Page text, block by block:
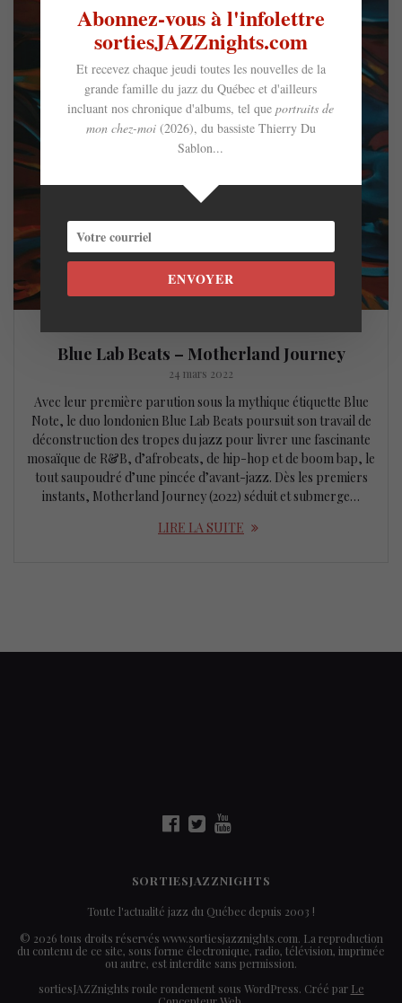
Blue Lab Beats – Motherland Journey
24 mars 2022
Avec leur première parution sous la mythique étiquette Blue
Note, le duo londonien Blue Lab Beats poursuit son travail de
déconstruction des tropes du jazz pour livrer une fascinante
mosaïque de R&B, d’afrobeats, de hip-hop et de boom bap, le
tout saupoudré d’une pincée d’avant-jazz. Dès les premiers
instants, Motherland Journey (2022) séduit et submerge…
LIRE LA SUITE
SORTIESJAZZNIGHTS
Toute l'actualité jazz du Québec depuis 2003 !
© 2026 tous droits réservés www.sortiesjazznights.com. La reproduction
du contenu de ce site, sous forme électronique, radio, télévision, imprimée
ou autre, est interdite sans permission.
sortiesJAZZnights roule rondement sous WordPress. Créé par Le
Abonnez-vous à l'infolettre
sortiesJAZZnights.com
Et recevez chaque jeudi toutes les nouvelles de la
grande famille du jazz du Québec et d'ailleurs
incluant nos chronique d'albums, tel queportraits de
mon chez-moi (2026), du bassiste Thierry Du
Sablon...
ENVOYER